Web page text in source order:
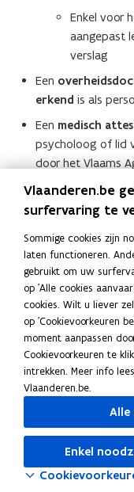
Enkel voor
aangepast
verslag
Een
erkend is als
Een medisch
psycholoog of lid
door het Vlaams
Handicap (VAPH)
Extra
Verwante
Hulpmiddelen
Centrum voor
Volg Onderwijs
Facebook
opent in nieuw venster
X
opent in nieuw venster
Instagram
opent in nieuw venster
opent in nieuw venster
Deel deze pagina
i
o
Vlaanderen.be
surfervaring te
Sommige cookies zijn
laten functioneren.
gebruikt om uw
op 'Alle cookies
cookies. Wilt u liever
op 'Cookievoorkeuren
moment aanpassen
Cookievoorkeuren te
intrekken. Meer info
Vlaanderen.be.
Alle
Enkel